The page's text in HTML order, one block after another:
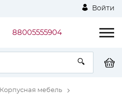
Войти
88005555904
Корпусная мебель